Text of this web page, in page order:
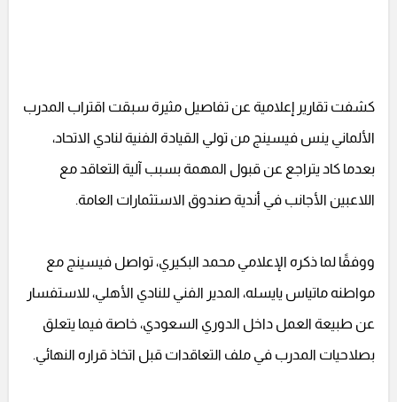
كشفت تقارير إعلامية عن تفاصيل مثيرة سبقت اقتراب المدرب
الألماني ينس فيسينج من تولي القيادة الفنية لنادي الاتحاد،
بعدما كاد يتراجع عن قبول المهمة بسبب آلية التعاقد مع
اللاعبين الأجانب في أندية صندوق الاستثمارات العامة.
ووفقًا لما ذكره الإعلامي محمد البكيري، تواصل فيسينج مع
مواطنه ماتياس يايسله، المدير الفني للنادي الأهلي، للاستفسار
عن طبيعة العمل داخل الدوري السعودي، خاصة فيما يتعلق
بصلاحيات المدرب في ملف التعاقدات قبل اتخاذ قراره النهائي.